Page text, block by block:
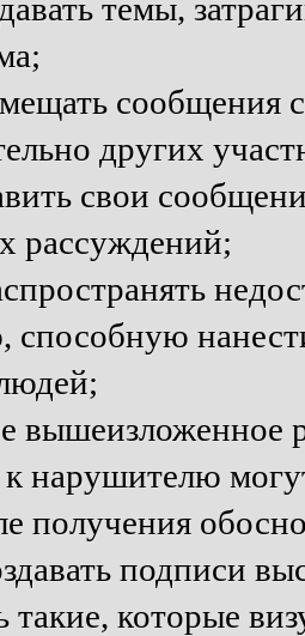
темы,
сообщения
других
свои
рассуждений;
вышеизложенное
нарушителю
получения
подписи
такие, которые